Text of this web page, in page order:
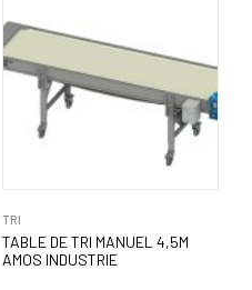
TRI
TABLE DE TRI MANUEL 4,5M
AMOS INDUSTRIE